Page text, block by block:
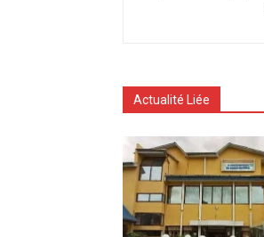
Actualité Liée